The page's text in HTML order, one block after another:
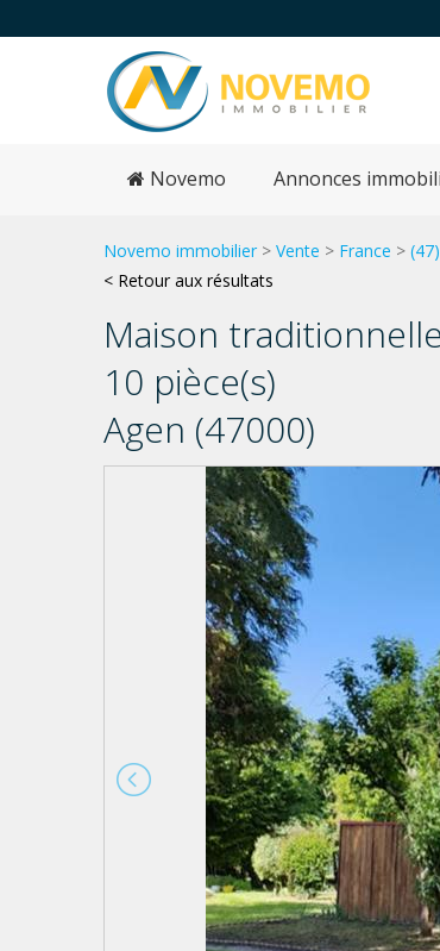
Novemo Annonces
Novemo immobilier > Vente > France >
< Retour aux résultats
Maison traditionnelle
10 pièce(s)
Agen (47000)